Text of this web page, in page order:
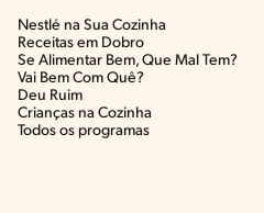
Nestlé na Sua Cozinha
Receitas em Dobro
Se Alimentar Bem, Que Mal Tem?​
Vai Bem Com Quê?​
Deu Ruim​
Crianças na Cozinha​
Todos os programas